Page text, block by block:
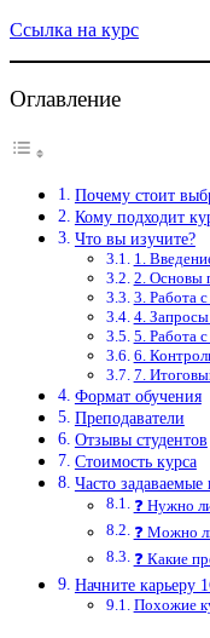
Ссылка на курс
Оглавление
Почему стоит
Кому подходит
Что вы изучите?
1.
2. Основы
3. Работа
4.
5. Работа
6.
7.
Формат обучения
Преподаватели
Отзывы студентов
Стоимость курса
Часто задаваемые
❓ Нужно
❓ Можно
❓ Какие
Начните карьеру
Похожие